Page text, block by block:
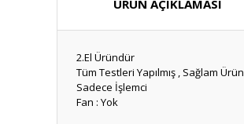
ÜRÜN AÇIKLAMASI
2.El Üründür
Tüm Testleri Yapılmış , Sağlam Ürün
Sadece İşlemci
Fan : Yok